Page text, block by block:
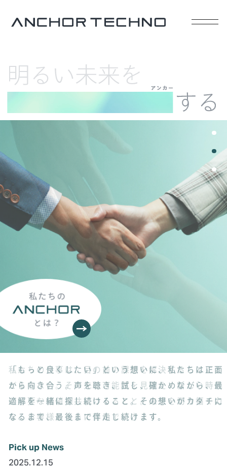
「もっと良くしたい」という想いに、 私たちは正面
から向き合う。 声を聴き、試し、確かめながら、最
適解を一緒に探し続けること。 その想いがカタチに
なるまで、最後まで伴走し続けます。
Pick up News
2025.12.15
2026.02.10